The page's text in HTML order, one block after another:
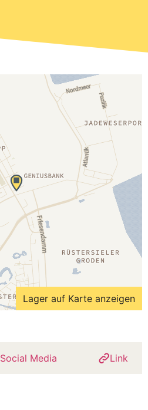
Lager auf Karte anzeigen
Social Media Link